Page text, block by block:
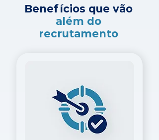
Benefícios que vão
além do
recrutamento